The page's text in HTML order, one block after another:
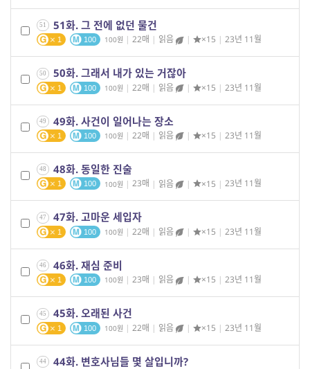
51 51화. 그 전에 없던 물건
1 100 100 | 22매 | 읽음 | ×15 | 23년 11월
50 50화. 그래서 내가 있는 거잖아
1 100 100 | 22매 | 읽음 | ×15 | 23년 11월
49 49화. 사건이 일어나는 장소
1 100 100 | 22매 | 읽음 | ×15 | 23년 11월
48 48화. 동일한 진술
1 100 100 | 23매 | 읽음 | ×15 | 23년 11월
47 47화. 고마운 세입자
1 100 100 | 22매 | 읽음 | ×15 | 23년 11월
46 46화. 재심 준비
1 100 100 | 23매 | 읽음 | ×15 | 23년 11월
45 45화. 오래된 사건
1 100 100 | 22매 | 읽음 | ×15 | 23년 11월
44 44화. 변호사님들 몇 살입니까?